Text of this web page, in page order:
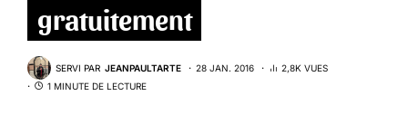
gratuitement
SERVI PAR JEANPAULTARTE 28 JAN. 2016
2,8K VUES
1 MINUTE DE LECTURE